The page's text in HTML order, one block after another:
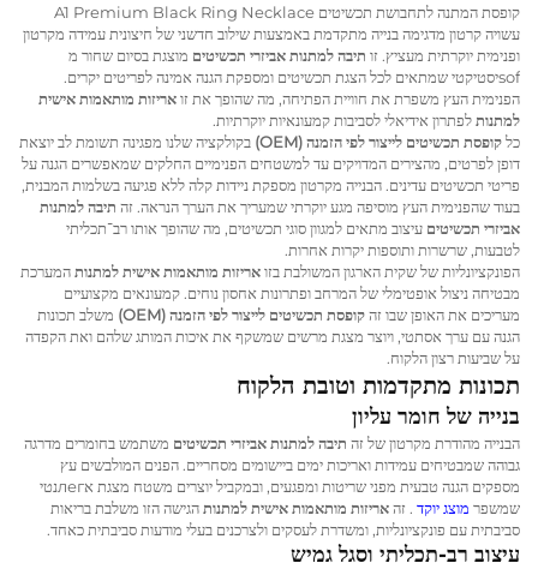
קופסת המתנה לתחבושת תכשיטים A1 Premium Black Ring Necklace
עשויה קרטון מדגימה בנייה מתקדמת באמצעות שילוב חדשני של חיצונית עמידה מקרטון
ופנימית יוקרתית מעציץ. זו תיבה למתנות אביזרי תכשיטים מוצגת בסיום שחור מ
sofיסטיקטי שמתאים לכל הצגת תכשיטים ומספקת הגנה אמינה לפריטים יקרים.
הפנימית העץ משפרת את חוויית הפתיחה, מה שהופך את זואריזות מותאמות אישית
למתנותלפתרון אידיאלי לסביבות קמעונאיות יוקרתיות.
כלקופסת תכשיטים לייצור לפי הזמנה (OEM)
בקולקציה שלנו מפגינה תשומת לב יוצאת
דופן לפרטים, מהצירים המדויקים עד למשטחים הפנימיים החלקים שמאפשרים הגנה על
פריטי תכשיטים עדינים. הבנייה מקרטון מספקת ניידות קלה ללא פגיעה בשלמות המבנית,
בעוד שהפנימית העץ מוסיפה מגע יוקרתי שמעריך את הערך הנראה. זה תיבה למתנות
אביזרי תכשיטים עיצוב מתאים למגוון סוגי תכשיטים, מה שהופך אותו רב־תכליתי
לטבעות, שרשרות ותוספות יקרות אחרות.
הפונקציונליות של שקית הארגון המשולבת בזואריזות מותאמות אישית למתנותהמערכת
מבטיחה ניצול אופטימלי של המרחב ופתרונות אחסון נוחים. קמעונאים מקצועיים
מעריכים את האופן שבו זהקופסת תכשיטים לייצור לפי הזמנה (OEM)
משלב תכונות
הגנה עם ערך אסתטי, ויוצר מצגת מרשים שמשקף את איכות המותג שלהם ואת הקפדה
על שביעות רצון הלקוח.
תכונות מתקדמות וטובת הלקוח
בנייה של חומר עליון
הבנייה מהודרת מקרטון של זה תיבה למתנות אביזרי תכשיטים משתמש בחומרים מדרגה
גבוהה שמבטיחים עמידות ואריכות ימים ביישומים מסחריים. הפנים המולבשים עץ
מספקים הגנה טבעית מפני שריטות ומפגעים, ובמקביל יוצרים משטח מצגת אлегנטי
שמשפר מוצג יוקד . זהאריזות מותאמות אישית למתנותהגישה הזו משלבת בריאות
סביבתית עם פונקציונליות, ומשדרת לעסקים ולצרכנים בעלי מודעות סביבתית כאחד.
עיצוב רב-תכליתי וסגל גמיש